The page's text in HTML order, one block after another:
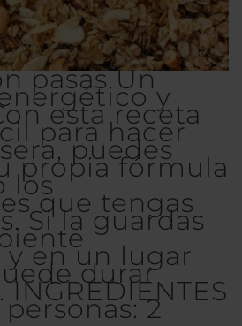
pasas Un
y
esta receta
para hacer
puedes
propia fórmula
los
que tengas
Si la guardas
en un lugar
durar
2